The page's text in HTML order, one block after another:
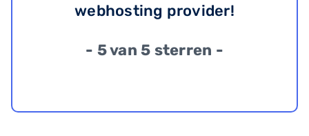
webhosting provider!
- 5 van 5 sterren -